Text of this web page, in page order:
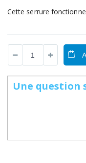
Cette serrure
Une question